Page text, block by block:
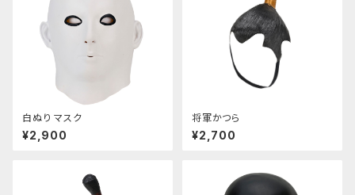
白ぬり マスク
¥2,900
将軍かつら
¥2,700